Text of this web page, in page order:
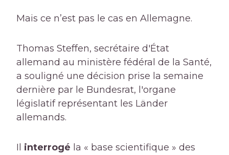
Mais ce n’est pas le cas en Allemagne.
Thomas Steffen, secrétaire d'État
allemand au ministère fédéral de la Santé,
a souligné une décision prise la semaine
dernière par le Bundesrat, l'organe
législatif représentant les Länder
allemands.
Il interrogé la « base scientifique » des